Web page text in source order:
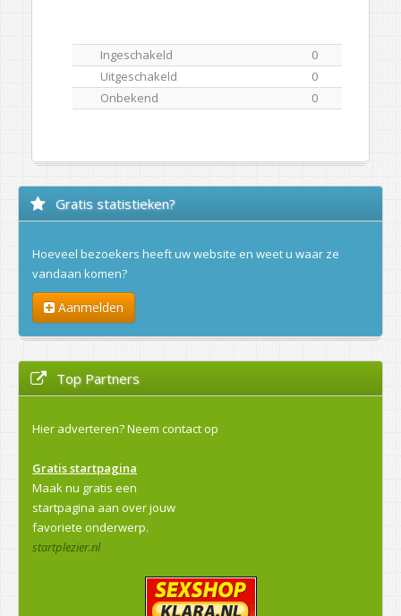
Ingeschakeld
0
Uitgeschakeld
0
Onbekend
0
Gratis statistieken?
Hoeveel bezoekers heeft uw website en weet u waar ze
vandaan komen?
Aanmelden
Top Partners
Hier adverteren?Neem contact op
Gratis startpagina
Maak nu gratis een
startpagina aan over jouw
favoriete onderwerp.
startplezier.nl